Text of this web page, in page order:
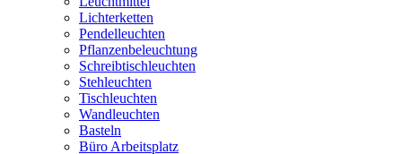
Lichterketten
Pendelleuchten
Pflanzenbeleuchtung
Schreibtischleuchten
Stehleuchten
Tischleuchten
Wandleuchten
Basteln
Büro Arbeitsplatz